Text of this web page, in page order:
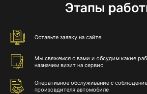
Этапы
Оставьте заявку на сайте
Мы свяжемся с вами и обсудим какие
назначим визит на сервис
Оперативное обслуживание с
произовдителя автомобиле